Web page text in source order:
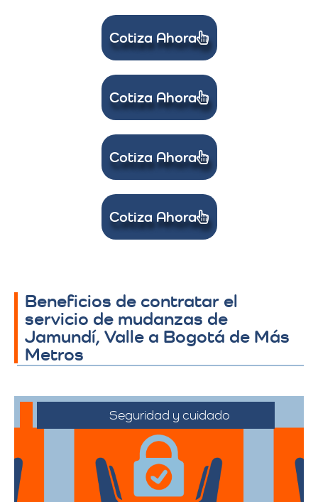
Cotiza Ahora
Cotiza Ahora
Cotiza Ahora
Cotiza Ahora
Beneficios de contratar el
servicio de mudanzas de
Jamundí, Valle a Bogotá de Más
Metros
Seguridad y cuidado
Nos comprometemos a manejar sus
pertenencias con el máximo cuidado,